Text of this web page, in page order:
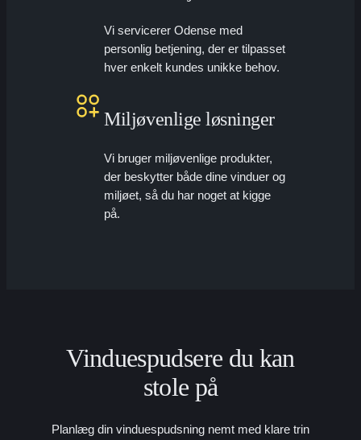
Vi servicerer Odense med
personlig betjening, der er tilpasset
hver enkelt kundes unikke behov.
Miljøvenlige løsninger
Vi bruger miljøvenlige produkter,
der beskytter både dine vinduer og
miljøet, så du har noget at kigge
på.
Vinduespudsere du kan
stole på
Planlæg din vinduespudsning nemt med klare trin